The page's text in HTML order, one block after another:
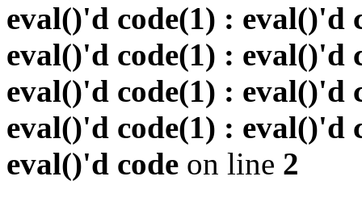
eval()'d code(1) : eval()'d
eval()'d code(1) : eval()'d
eval()'d code(1) : eval()'d
eval()'d code(1) : eval()'d
eval()'d code on line 2